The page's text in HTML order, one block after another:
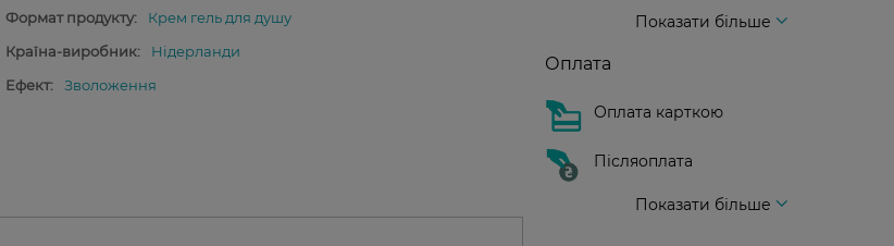
Формат продукту:
Крем гель для душу
Країна-виробник:
Нідерланди
Ефект:
Зволоження
Показати більше
Оплата
Оплата карткою
Післяоплата
Показати більше